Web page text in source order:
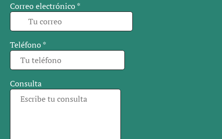
Correo electrónico*
Teléfono*
Consulta